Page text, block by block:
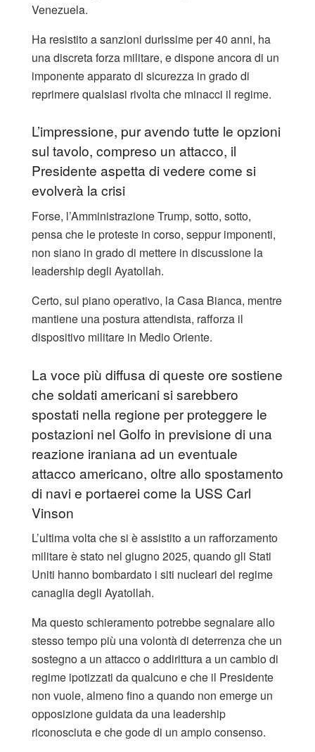
Venezuela.
Ha resistito a sanzioni durissime per 40 anni, ha
una discreta forza militare, e dispone ancora di un
imponente apparato di sicurezza in grado di
reprimere qualsiasi rivolta che minacci il regime.
L’impressione, pur avendo tutte le opzioni
sul tavolo, compreso un attacco, il
Presidente aspetta di vedere come si
evolverà la crisi
Forse, l’Amministrazione Trump, sotto, sotto,
pensa che le proteste in corso, seppur imponenti,
non siano in grado di mettere in discussione la
leadership degli Ayatollah.
Certo, sul piano operativo, la Casa Bianca, mentre
mantiene una postura attendista, rafforza il
dispositivo militare in Medio Oriente.
La voce più diffusa di queste ore sostiene
che soldati americani si sarebbero
spostati nella regione per proteggere le
postazioni nel Golfo in previsione di una
reazione iraniana ad un eventuale
attacco americano, oltre allo spostamento
di navi e portaerei come la USS Carl
Vinson
L’ultima volta che si è assistito a un rafforzamento
militare è stato nel giugno 2025, quando gli Stati
Uniti hanno bombardato i siti nucleari del regime
canaglia degli Ayatollah.
Ma questo schieramento potrebbe segnalare allo
stesso tempo più una volontà di deterrenza che un
sostegno a un attacco o addirittura a un cambio di
regime ipotizzati da qualcuno e che il Presidente
non vuole, almeno fino a quando non emerge un
opposizione guidata da una leadership
riconosciuta e che gode di un ampio consenso.